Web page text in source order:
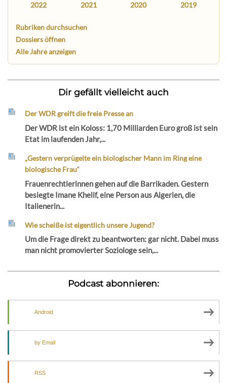
2022 2021 2020 2019
Rubriken durchsuchen
Dossiers öffnen
Alle Jahre anzeigen
Dir gefällt vielleicht auch
Der WDR greift die freie Presse an
Der WDR ist ein Koloss: 1,70 Milliarden Euro groß ist sein
Etat im laufenden Jahr,...
„Gestern verprügelte ein biologischer Mann im Ring eine
biologische Frau“
Frauenrechtlerinnen gehen auf die Barrikaden. Gestern
besiegte Imane Khelif, eine Person aus Algerien, die
Italienerin...
Wie scheiße ist eigentlich unsere Jugend?
Um die Frage direkt zu beantworten: gar nicht. Dabei muss
man nicht promovierter Soziologe sein,...
Podcast abonnieren:
Android
by Email
RSS